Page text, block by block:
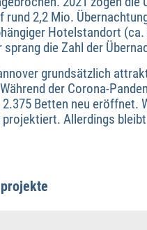
rund 2,2 Mio.
Hotelstandort
die Zahl der
grundsätzlich
der Corona-
2.375 Betten neu
Allerdings